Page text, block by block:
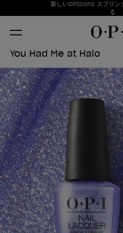
お得情報新しいOPIcons スプリン
る
Item 1 of 1
You Had Me at Halo